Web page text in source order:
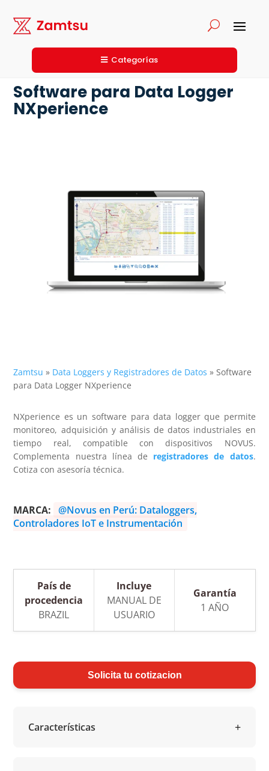
Categorías
Zamtsu » Data Loggers y Registradores de Datos »Software
para Data Logger NXperience
Software para Data Logger
NXperience
NXperience es un software para data logger que permite
monitoreo, adquisición y análisis de datos industriales en
tiempo real, compatible con dispositivos NOVUS.
Complementa nuestra línea de registradores de datos.
Cotiza con asesoría técnica.
MARCA:
@Novus en Perú: Dataloggers,
Controladores IoT e Instrumentación
País de
procedencia
BRAZIL
Incluye
MANUAL DE
USUARIO
Garantía
1 AÑO
Solicita tu cotizacion
Características